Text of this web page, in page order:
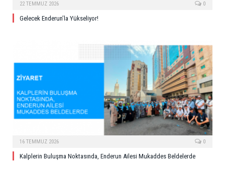
22 TEMMUZ 2026 0
Gelecek Enderun’la Yükseliyor!
16 TEMMUZ 2026 0
Kalplerin Buluşma Noktasında, Enderun Ailesi Mukaddes Beldelerde